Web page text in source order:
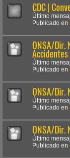
CDC |
Último
Publicado en
ONSA/Dir.
Accidentes
Último
Publicado en
ONSA/Dir.
Último
Publicado en
ONSA/Dir.
Último
Publicado en